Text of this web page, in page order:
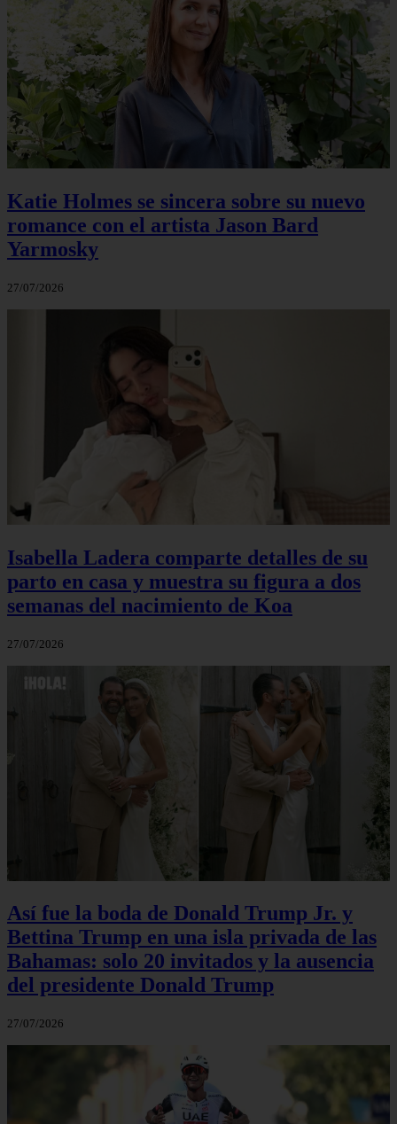
Katie Holmes se sincera sobre su nuevo
romance con el artista Jason Bard
Yarmosky
27/07/2026
Isabella Ladera comparte detalles de su
parto en casa y muestra su figura a dos
semanas del nacimiento de Koa
27/07/2026
Así fue la boda de Donald Trump Jr. y
Bettina Trump en una isla privada de las
Bahamas: solo 20 invitados y la ausencia
del presidente Donald Trump
27/07/2026